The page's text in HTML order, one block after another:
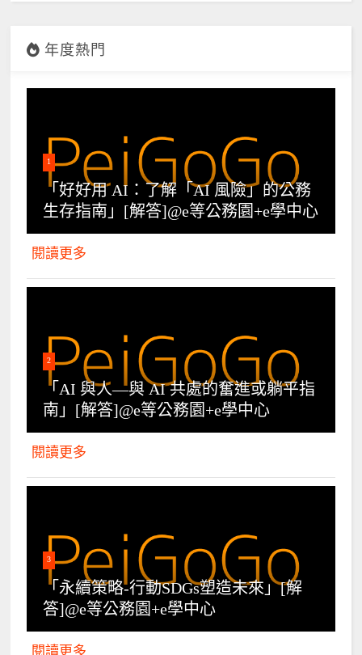
年度熱門
1
「好好用 AI：了解「AI 風險」的公務
生存指南」[解答]@e等公務園+e學中心
閱讀更多
2
「AI 與人—與 AI 共處的奮進或躺平指
南」[解答]@e等公務園+e學中心
閱讀更多
3
「永續策略-行動SDGs塑造未來」[解
答]@e等公務園+e學中心
閱讀更多